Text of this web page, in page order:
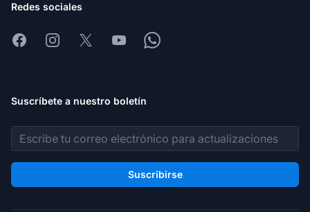
Redes sociales
FacebookInstagram
X YoutubeWhatsapp
Suscríbete a nuestro boletín
Dirección de correo electrónico
Suscribirse